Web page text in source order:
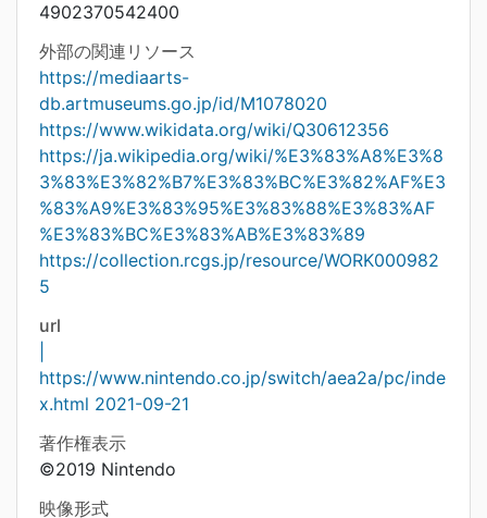
4902370542400
外部の関連リソース
https://mediaarts-
db.artmuseums.go.jp/id/M1078020
https://www.wikidata.org/wiki/Q30612356
https://ja.wikipedia.org/wiki/%E3%83%A8%E3%8
3%83%E3%82%B7%E3%83%BC%E3%82%AF%E3
%83%A9%E3%83%95%E3%83%88%E3%83%AF
%E3%83%BC%E3%83%AB%E3%83%89
https://collection.rcgs.jp/resource/WORK000982
5
url
https://www.nintendo.co.jp/switch/aea2a/pc/inde
x.html 2021-09-21
著作権表示
©2019 Nintendo
映像形式